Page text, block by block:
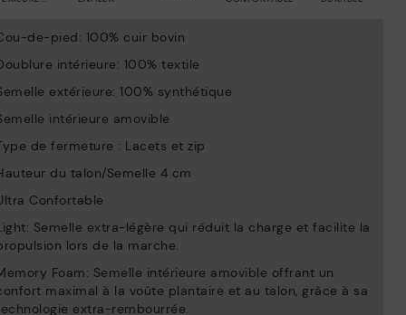
de-pied: 100% cuir bovin
intérieure: 100% textile
extérieure: 100% synthétique
intérieure amovible
de fermeture : Lacets et zip
du talon/Semelle 4 cm
Confortable
Semelle extra-légère qui réduit la charge et facilite la
lors de la marche.
Foam: Semelle intérieure amovible offrant un
maximal à la voûte plantaire et au talon, grâce à sa
extra-rembourrée.